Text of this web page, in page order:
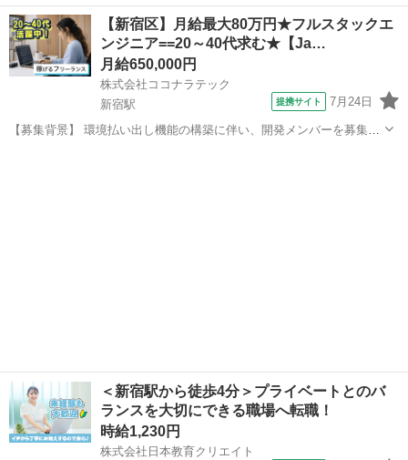
手(クラークなど) ・電子カルテのデータ入力 ・電話対応 ・書類などの
整理、管理 ・クリニック全般の業務（簡単なクリーニング含む） 医療
事務コンピューター：...
東京 新宿区 新宿御苑前駅 データ入力
【新宿区】月給最大80万円★フルスタックエ
ンジニア==20～40代求む★【Ja…
月給650,000円
株式会社ココナラテック
新宿駅
提携サイト 7月24日
【募集背景】 環境払い出し機能の構築に伴い、開発メンバーを募集し
＜新宿駅から徒歩4分＞プライベートとのバ
ランスを大切にできる職場へ転職！
時給1,230円
株式会社日本教育クリエイト